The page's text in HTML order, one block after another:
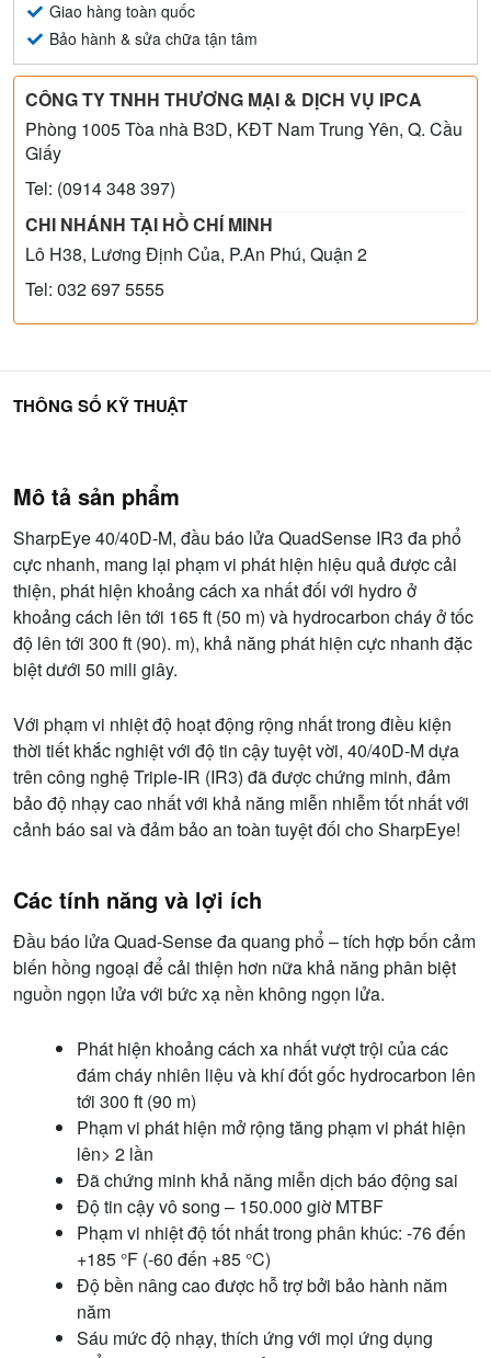
Giao hàng toàn quốc
Bảo hành & sửa chữa tận tâm
CÔNG TY TNHH THƯƠNG MẠI & DỊCH VỤ IPCA
Phòng 1005 Tòa nhà B3D, KĐT Nam Trung Yên, Q. Cầu
Giấy
Tel: (0914 348 397)
CHI NHÁNH TẠI HỒ CHÍ MINH
Lô H38, Lương Định Của, P.An Phú, Quận 2
Tel: 032 697 5555
Mô tả sản phẩm
SharpEye 40/40D-M, đầu báo lửa QuadSense IR3 đa phổ
cực nhanh, mang lại phạm vi phát hiện hiệu quả được cải
thiện, phát hiện khoảng cách xa nhất đối với hydro ở
khoảng cách lên tới 165 ft (50 m) và hydrocarbon cháy ở tốc
độ lên tới 300 ft (90). m), khả năng phát hiện cực nhanh đặc
biệt dưới 50 mili giây.
Với phạm vi nhiệt độ hoạt động rộng nhất trong điều kiện
thời tiết khắc nghiệt với độ tin cậy tuyệt vời, 40/40D-M dựa
trên công nghệ Triple-IR (IR3) đã được chứng minh, đảm
bảo độ nhạy cao nhất với khả năng miễn nhiễm tốt nhất với
cảnh báo sai và đảm bảo an toàn tuyệt đối cho SharpEye!
Các tính năng và lợi ích
Đầu báo lửa Quad-Sense đa quang phổ – tích hợp bốn cảm
biến hồng ngoại để cải thiện hơn nữa khả năng phân biệt
nguồn ngọn lửa với bức xạ nền không ngọn lửa.
Phát hiện khoảng cách xa nhất vượt trội của các
đám cháy nhiên liệu và khí đốt gốc hydrocarbon lên
tới 300 ft (90 m)
Phạm vi phát hiện mở rộng tăng phạm vi phát hiện
lên> 2 lần
Đã chứng minh khả năng miễn dịch báo động sai
Độ tin cậy vô song – 150.000 giờ MTBF
Phạm vi nhiệt độ tốt nhất trong phân khúc: -76 đến
+185 °F (-60 đến +85 °C)
Độ bền nâng cao được hỗ trợ bởi bảo hành năm
năm
Sáu mức độ nhạy, thích ứng với mọi ứng dụng
THÔNG SỐ KỸ THUẬT